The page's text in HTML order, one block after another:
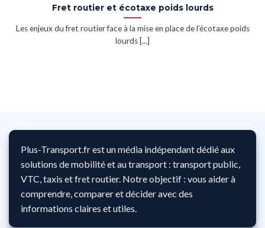
Fret routier et écotaxe poids lourds
Les enjeux du fret routier face à la mise en place de l’écotaxe poids
lourds [...]
Plus-Transport.fr est un média indépendant dédié aux
solutions de mobilité et au transport : transport public,
VTC, taxis et fret routier. Notre objectif : vous aider à
comprendre, comparer et décider avec des
informations claires et utiles.